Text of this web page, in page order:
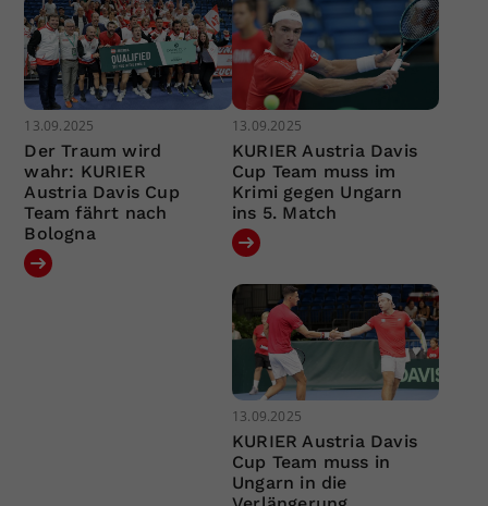
13.09.2025
Der Traum wird
wahr: KURIER
Austria Davis Cup
Team fährt nach
Bologna
13.09.2025
KURIER Austria Davis
Cup Team muss im
Krimi gegen Ungarn
ins 5. Match
13.09.2025
KURIER Austria Davis
Cup Team muss in
Ungarn in die